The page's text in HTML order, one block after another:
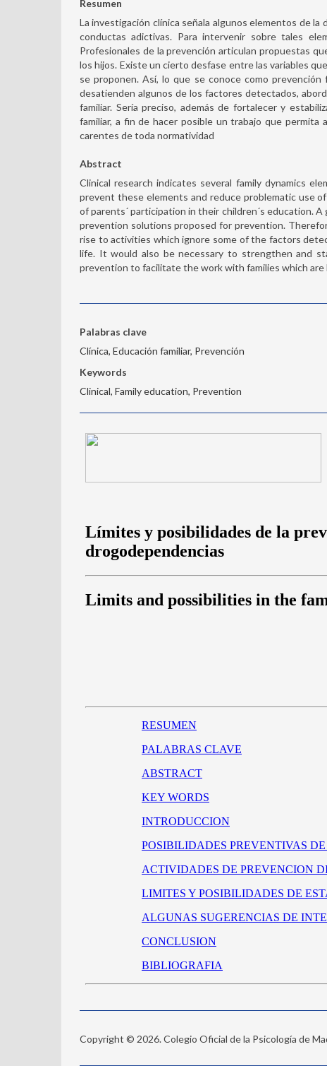
Resumen
La investigación clínica señala algunos elementos de
conductas adictivas. Para intervenir sobre tales
Profesionales de la prevención articulan propuestas
los hijos. Existe un cierto desfase entre las variables
se proponen. Así, lo que se conoce como
desatienden algunos de los factores detectados,
familiar. Sería preciso, además de fortalecer y
familiar, a fin de hacer posible un trabajo que
carentes de toda normatividad
Abstract
Clinical research indicates several family dynamics
prevent these elements and reduce problematic use
of parents´ participation in their children´s education.
prevention solutions proposed for prevention.
rise to activities which ignore some of the factors
life. It would also be necessary to strengthen and
prevention to facilitate the work with families which are
Palabras clave
Clínica, Educación familiar, Prevención
Keywords
Clinical, Family education, Prevention
Copyright © 2026. Colegio Oficial de la Psicología de